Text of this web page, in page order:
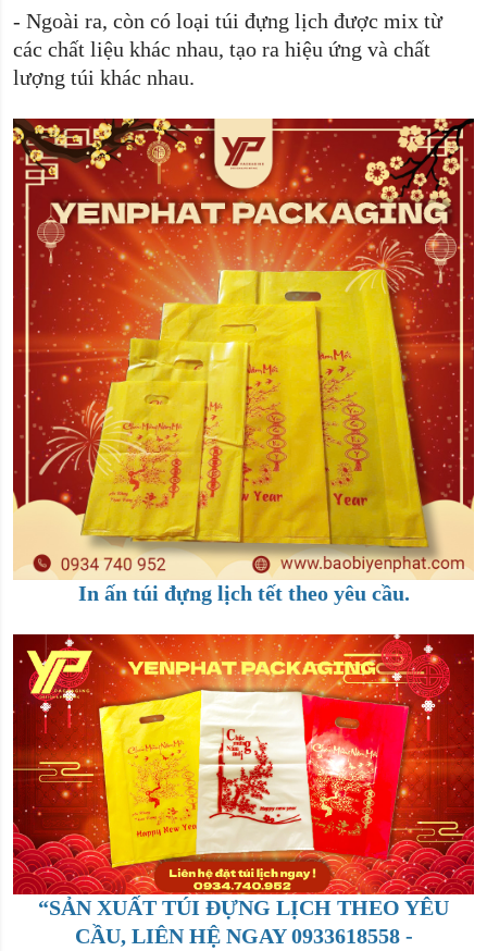
- Ngoài ra, còn có loại túi đựng lịch được mix từ
các chất liệu khác nhau, tạo ra hiệu ứng và chất
lượng túi khác nhau.
In ấn túi đựng lịch tết theo yêu cầu.
“SẢN XUẤT TÚI ĐỰNG LỊCH THEO YÊU
CẦU, LIÊN HỆ NGAY 0933618558 -